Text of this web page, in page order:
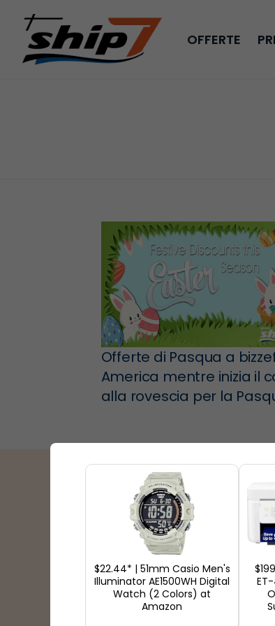
OFFERTE
Offerte di Pasqua a
America mentre inizia il
alla rovescia per la
Partner di
$22.44* | 51mm Casio Men's
Illuminator AE1500WH Digital
Watch (2 Colors) at
Amazon